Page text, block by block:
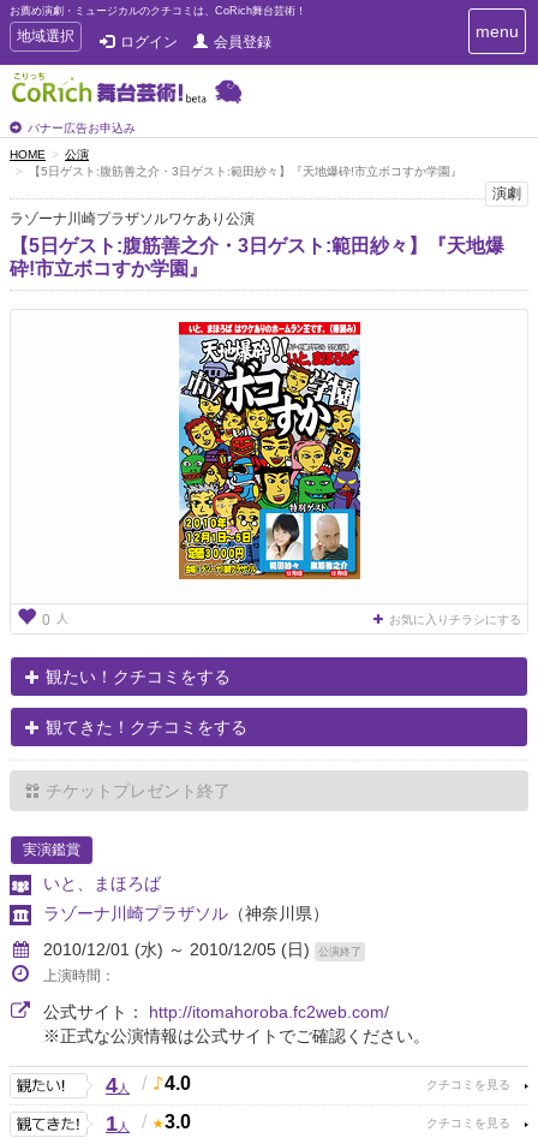
お薦め演劇・ミュージカルのクチコミは、CoRich舞台芸術！
T
o
g
g
e
n
a
v
i
g
a
t
地域選択 ログイン 会員登録
バナー広告お申込み
T
o
a
i
a
menu
HOME
公演
【5日ゲスト:腹筋善之介・3日ゲスト:範田紗々】『天地爆砕!市立ボコすか学園』
演劇
ラゾーナ川崎プラザソルワケあり公演
【5日ゲスト:腹筋善之介・3日ゲスト:範田紗々】『天地爆
砕!市立ボコすか学園』
0 人 お気に入りチラシにする
観たい！クチコミをする
観てきた！クチコミをする
チケットプレゼント終了
実演鑑賞
いと、まほろば
ラゾーナ川崎プラザソル （神奈川県）
2010/12/01 (水) ～ 2010/12/05 (日)
公演終了
上演時間：
公式サイト： http://itomahoroba.fc2web.com/
※正式な公演情報は公式サイトでご確認ください。
4人 / 4.0
1人 / 3.0